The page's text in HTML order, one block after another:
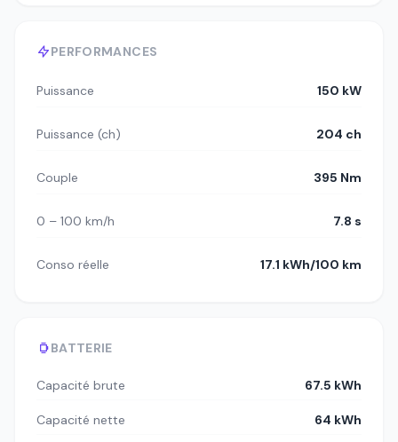
PERFORMANCES
Puissance 150 kW
Puissance (ch) 204 ch
Couple 395 Nm
0 – 100 km/h 7.8 s
Conso réelle 17.1 kWh/100 km
BATTERIE
Capacité brute 67.5 kWh
Capacité nette 64 kWh